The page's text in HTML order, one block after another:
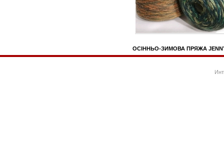
ОСІННЬО-ЗИМОВА ПРЯЖА